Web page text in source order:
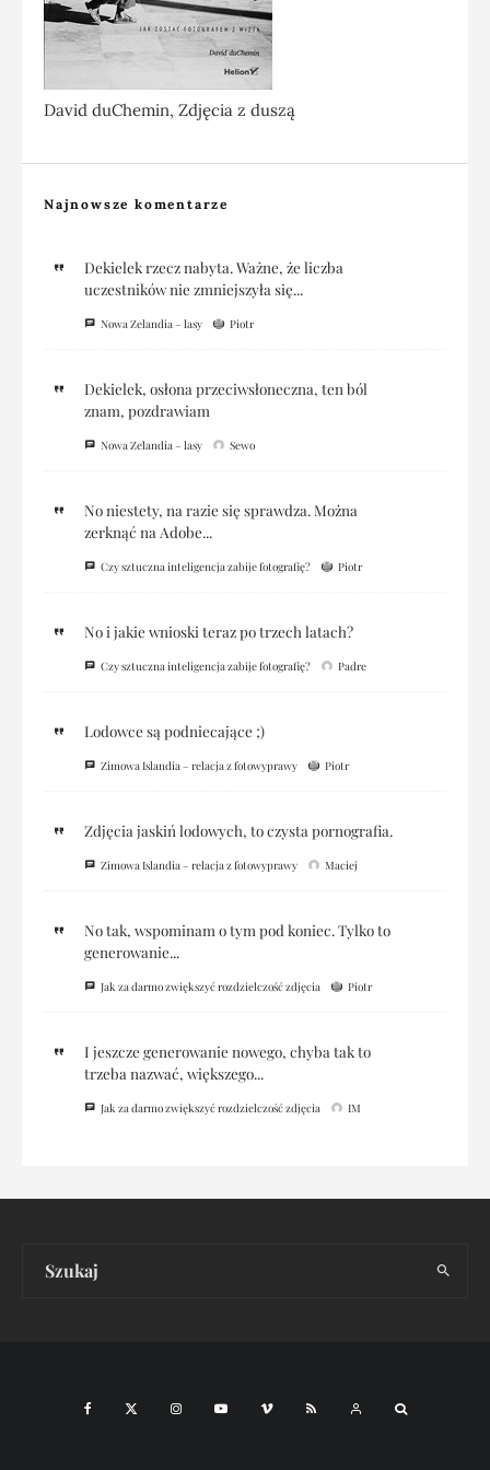
David duChemin, Zdjęcia z duszą
Najnowsze komentarze
Dekielek rzecz nabyta. Ważne, że liczba
uczestników nie zmniejszyła się...
Nowa Zelandia – lasy Piotr
Dekielek, osłona przeciwsłoneczna, ten ból
znam, pozdrawiam
Nowa Zelandia – lasy Sewo
No niestety, na razie się sprawdza. Można
zerknąć na Adobe...
Czy sztuczna inteligencja zabije fotografię? Piotr
No i jakie wnioski teraz po trzech latach?
Czy sztuczna inteligencja zabije fotografię? Padre
Lodowce są podniecające ;)
Zimowa Islandia – relacja z fotowyprawy Piotr
Zdjęcia jaskiń lodowych, to czysta pornografia.
Zimowa Islandia – relacja z fotowyprawy Maciej
No tak, wspominam o tym pod koniec. Tylko to
generowanie...
Jak za darmo zwiększyć rozdzielczość zdjęcia Piotr
I jeszcze generowanie nowego, chyba tak to
trzeba nazwać, większego...
Jak za darmo zwiększyć rozdzielczość zdjęcia IM